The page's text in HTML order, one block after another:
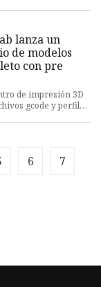
lanza un
de modelos
con pre
de impresión 3D
gcode y perfiles
6 7